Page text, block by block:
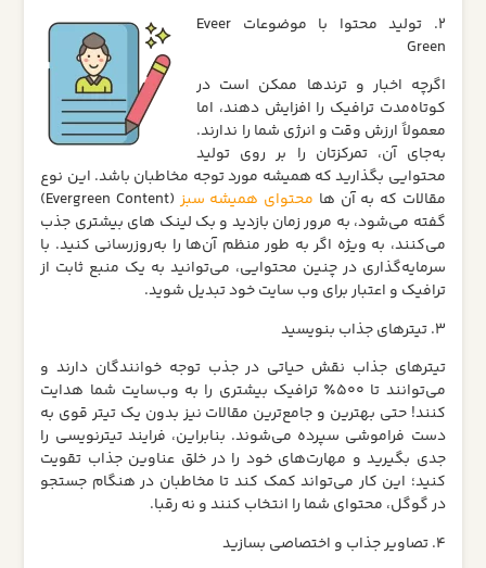
2. تولید محتوا با موضوعات Eveer
Green
اگرچه اخبار و ترندها ممکن است در
کوتاه‌مدت ترافیک را افزایش دهند، اما
معمولاً ارزش وقت و انرژی شما را ندارند.
به‌جای آن، تمرکزتان را بر روی تولید
محتوایی بگذارید که همیشه مورد توجه مخاطبان باشد. این نوع
مقالات که به آن‌ ها محتوای همیشه‌ سبز
(Evergreen Content)
گفته می‌شود، به مرور زمان بازدید و بک‌ لینک‌ های بیشتری جذب
می‌کنند، به‌ ویژه اگر به‌ طور منظم آن‌ها را به‌روزرسانی کنید. با
سرمایه‌گذاری در چنین محتوایی، می‌توانید به یک منبع ثابت از
ترافیک و اعتبار برای وب‌ سایت خود تبدیل شوید.
3. تیترهای جذاب بنویسید
تیترهای جذاب نقش حیاتی در جذب توجه خوانندگان دارند و
می‌توانند تا ۵۰۰٪ ترافیک بیشتری را به وب‌سایت شما هدایت
کنند! حتی بهترین و جامع‌ترین مقالات نیز بدون یک تیتر قوی به
دست فراموشی سپرده می‌شوند. بنابراین، فرایند تیترنویسی را
جدی بگیرید و مهارت‌های خود را در خلق عناوین جذاب تقویت
کنید؛ این کار می‌تواند کمک کند تا مخاطبان در هنگام جستجو
در گوگل، محتوای شما را انتخاب کنند و نه رقبا.
4. تصاویر جذاب و اختصاصی بسازید